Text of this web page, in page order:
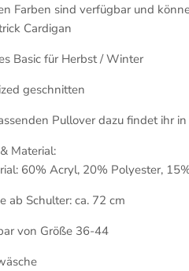
Farben sind verfügbar und
Cardigan
Basic für Herbst / Winter
geschnitten
Pullover dazu findet ihr
Material:
60% Acryl, 20% Polyester,
ab Schulter: ca. 72 cm
von Größe 36-44